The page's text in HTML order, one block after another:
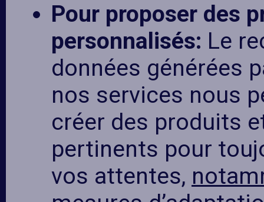
Pour proposer des
personnalisés: Le
données générées
nos services nous
créer des produits
pertinents pour
vos attentes,